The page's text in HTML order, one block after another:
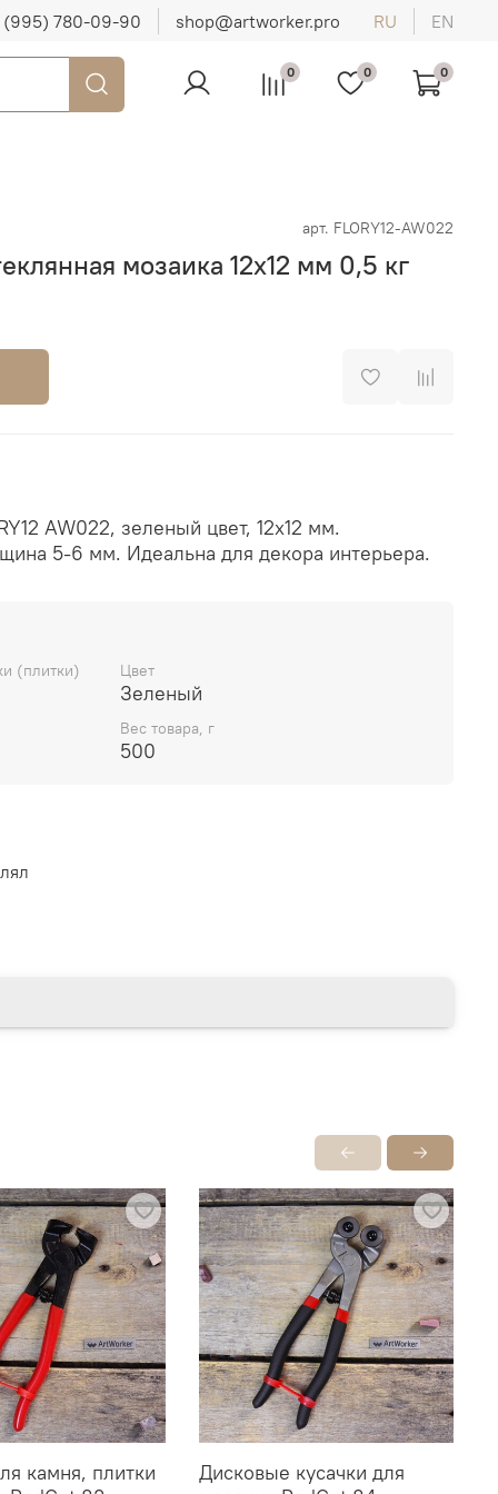
(995) 780-09-90 shop@artworker.pro RU EN
0 0 0
арт. FLORY12-AW022
мозаика 12х12 мм 0,5 кг
AW022, зеленый цвет, 12x12 мм.
5-6 мм. Идеальна для декора интерьера.
(плитки) Цвет
Зеленый
Вес товара, г
500
камня, плитки
Дисковые кусачки для